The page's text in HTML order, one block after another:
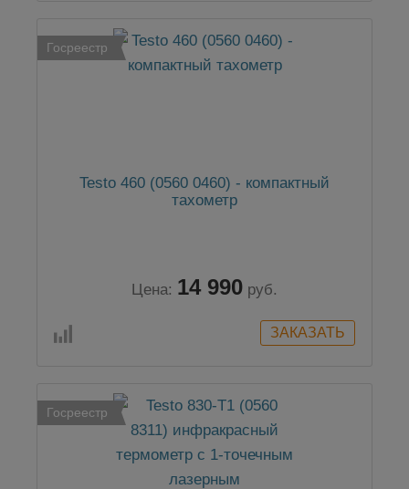
Госреестр
Testo 460 (0560 0460) - компактный
тахометр
Цена: 14 990 руб.
Госреестр